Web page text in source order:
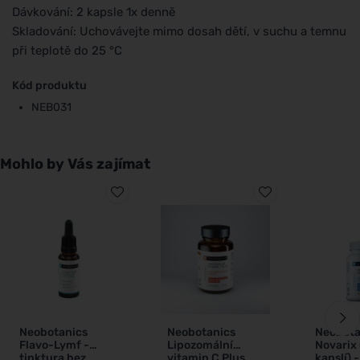
Dávkování: 2 kapsle 1x denně
Skladování: Uchovávejte mimo dosah dětí, v suchu a temnu
při teplotě do 25 °C
Kód produktu
NEB031
Mohlo by Vás zajímat
Neobotanics
Flavo-Lymf -
Neobotanics
Lipozomální
Novarix